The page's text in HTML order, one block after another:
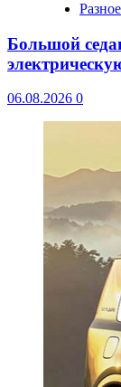
Разное
Большой
06.08.2026 0